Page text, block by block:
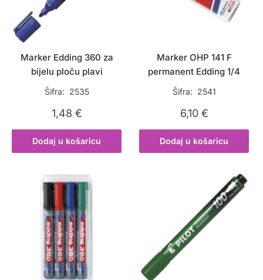
Marker Edding 360 za
bijelu ploču plavi
Šifra: 2535
1,48 €
Dodaj u košaricu
Marker OHP 141 F
permanent Edding 1/4
Šifra: 2541
6,10 €
Dodaj u košaricu